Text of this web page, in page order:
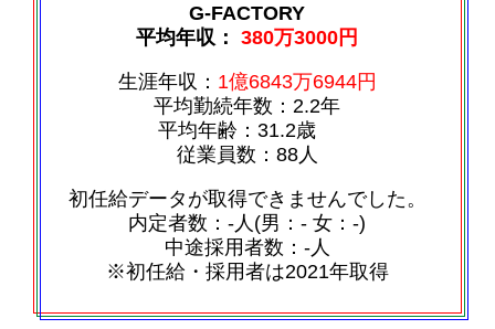
G-FACTORY
平均年収：380万3000円
生涯年収： 1億6843万6944円
平均勤続年数：2.2年
平均年齢：31.2歳
従業員数：88人
初任給データが取得できませんでした。
内定者数：‐人(男：‐ 女：‐)
中途採用者数：‐人
※初任給・採用者は2021年取得